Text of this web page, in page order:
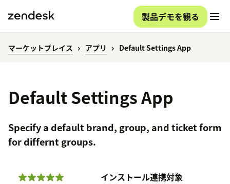
製品デモを観る
マーケットプレイス アプリ Default Settings App
Default Settings App
Specify a default brand, group, and ticket form
for differnt groups.
インストール連携対象